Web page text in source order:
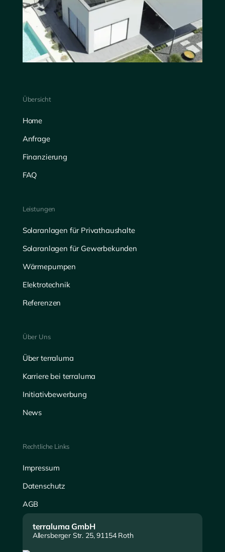
Übersicht
Home
Anfrage
Finanzierung
FAQ
Leistungen
Solaranlagen für Privathaushalte
Solaranlagen für Gewerbekunden
Wärmepumpen
Elektrotechnik
Referenzen
Über Uns
Über terraluma
Karriere bei terraluma
Initiativbewerbung
News
Rechtliche Links
Impressum
Datenschutz
AGB
terraluma GmbH
Allersberger Str. 25, 91154 Roth